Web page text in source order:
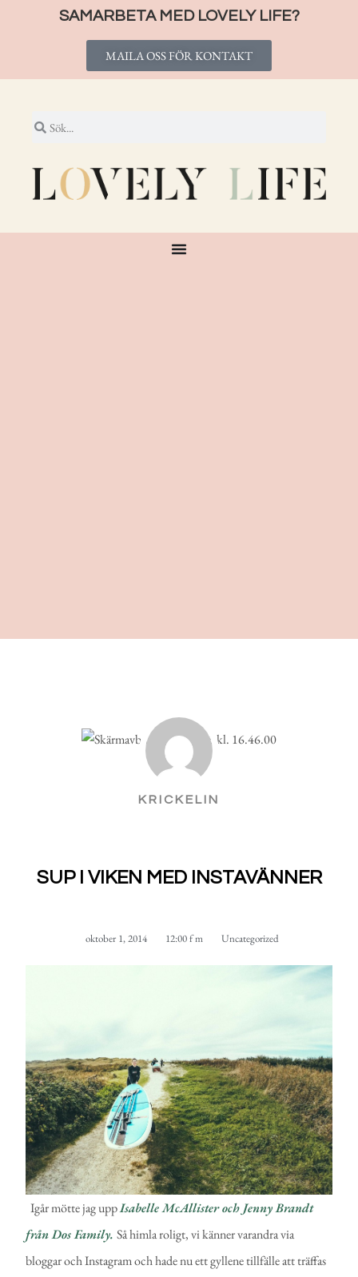
SAMARBETA MED LOVELY LIFE?
MAILA OSS FÖR KONTAKT
KRICKELIN
SUP I VIKEN MED INSTAVÄNNER
oktober 1, 2014 12:00 f m Uncategorized
Igår mötte jag uppIsabelle McAllister och Jenny Brandt
från Dos Family. Så himla roligt, vi känner varandra via
bloggar och Instagram och hade nu ett gyllene tillfälle att träffas